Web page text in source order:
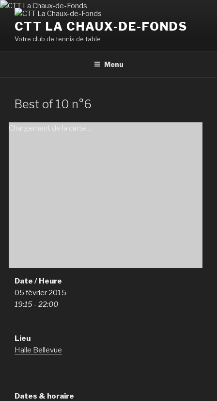
Aller
contenu
principal
CTT LA CHAUX-DE-FONDS
Votre club de tennis de table
Menu
Best of 10 n°6
Chargement de la carte…
Date / Heure
05 février 2015
19:15 - 22:00
Lieu
Halle Bellevue
Dates & horaire